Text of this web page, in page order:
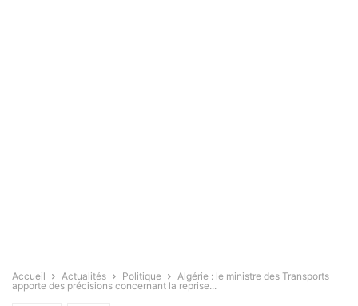
Accueil Actualités Politique
Algérie : le ministre des Transports
apporte des précisions concernant la reprise...